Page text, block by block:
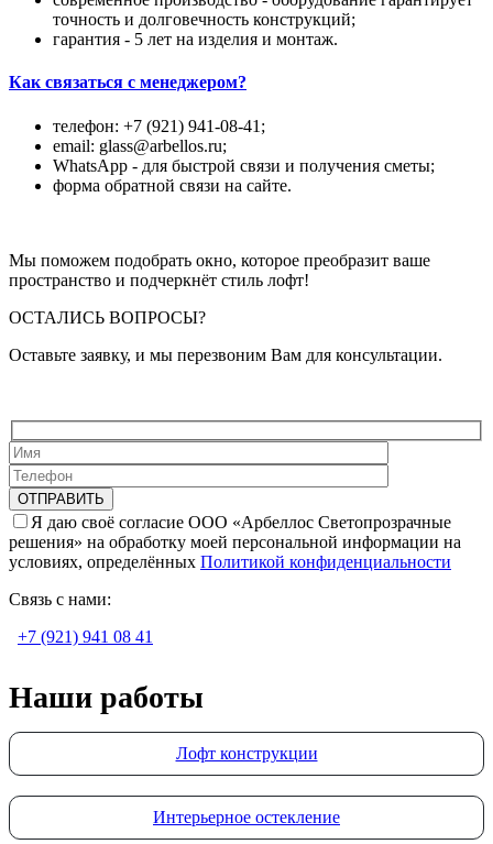
точность и долговечность конструкций;
гарантия - 5 лет на изделия и монтаж.
Как связаться с менеджером?
телефон: +7 (921) 941-08-41;
email: glass@arbellos.ru;
WhatsApp - для быстрой связи и получения сметы;
форма обратной связи на сайте.
Мы поможем подобрать окно, которое преобразит ваше
пространство и подчеркнёт стиль лофт!
ОСТАЛИСЬ ВОПРОСЫ?
Оставьте заявку, и мы перезвоним Вам для консультации.
Я даю своё согласие ООО «Арбеллос Светопрозрачные
решения» на обработку моей персональной информации на
условиях, определённых Политикой конфиденциальности
Связь с нами:
+7 (921) 941 08 41
Наши работы
Лофт конструкции
Интерьерное остекление